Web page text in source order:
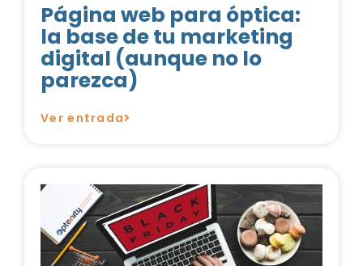
Página web para óptica:
la base de tu marketing
digital (aunque no lo
parezca)
Ver entrada